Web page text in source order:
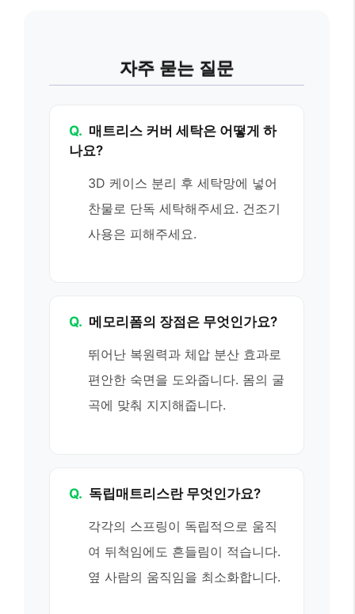
자주 묻는 질문
Q. 매트리스 커버 세탁은 어떻게 하
나요?
3D 케이스 분리 후 세탁망에 넣어
찬물로 단독 세탁해주세요. 건조기
사용은 피해주세요.
Q. 메모리폼의 장점은 무엇인가요?
뛰어난 복원력과 체압 분산 효과로
편안한 숙면을 도와줍니다. 몸의 굴
곡에 맞춰 지지해줍니다.
Q. 독립매트리스란 무엇인가요?
각각의 스프링이 독립적으로 움직
여 뒤척임에도 흔들림이 적습니다.
옆 사람의 움직임을 최소화합니다.